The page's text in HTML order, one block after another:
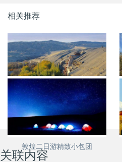
相关推荐
敦煌到张掖河西走廊散客旅游
跟团四日游
敦煌二日游精致小包团
关联内容